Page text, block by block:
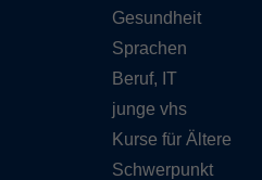
Gesundheit
Sprachen
Beruf, IT
junge vhs
Kurse für Ältere
Schwerpunkt